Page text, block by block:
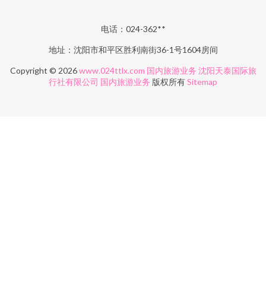
电话：024-362**
地址：沈阳市和平区胜利南街36-1号1604房间
Copyright © 2026www.024ttlx.com 国内旅游业务 沈阳天泰国际旅
行社有限公司 国内旅游业务 版权所有Sitemap